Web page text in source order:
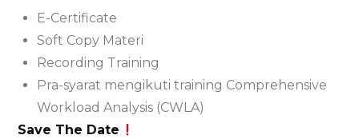
E-Certificate
Soft Copy Materi
Recording Training
Pra-syarat mengikuti training Comprehensive
Workload Analysis (CWLA)
Save The Date